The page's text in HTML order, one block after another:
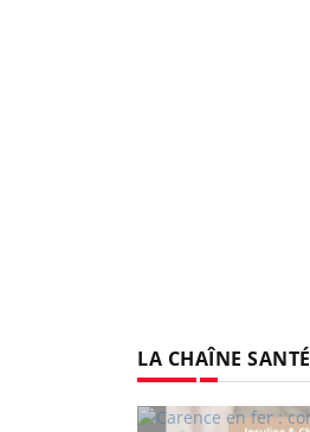
LA CHAÎNE SANTÉ